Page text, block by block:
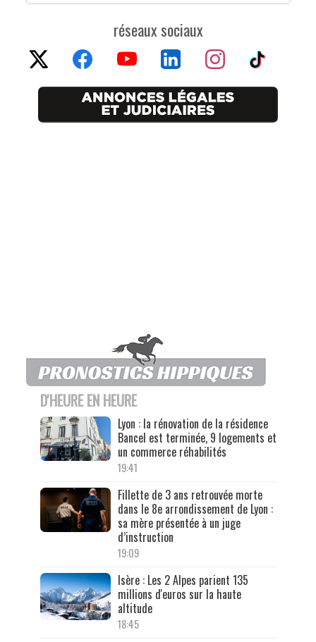
réseaux sociaux
D'HEURE EN HEURE
Lyon : la rénovation de la résidence
Bancel est terminée, 9 logements et
un commerce réhabilités
19:41
Fillette de 3 ans retrouvée morte
dans le 8e arrondissement de Lyon :
sa mère présentée à un juge
d’instruction
19:09
Isère : Les 2 Alpes parient 135
millions d'euros sur la haute
altitude
18:45